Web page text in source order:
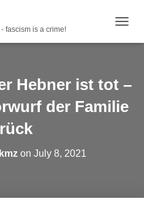
fascism is a crime!
Hebner ist tot –
der Familie
on July 8, 2021